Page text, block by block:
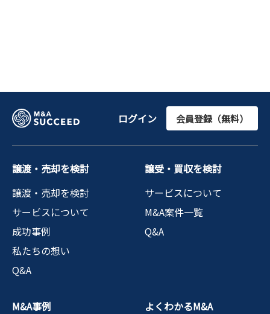
ログイン 会員登録（無料）
譲渡・売却を検討
譲渡・売却を検討
サービスについて
成功事例
私たちの想い
Q&A
譲受・買収を検討
サービスについて
M&A案件一覧
Q&A
M&A事例
よくわかるM&A